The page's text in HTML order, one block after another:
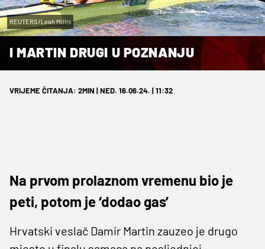
REUTERS/Leah Millis
I MARTIN DRUGI U POZNANJU
VRIJEME ČITANJA: 2MIN | NED. 16.06.24. | 11:32
Na prvom prolaznom vremenu bio je
peti, potom je ‘dodao gas’
Hrvatski veslač Damir Martin zauzeo je drugo